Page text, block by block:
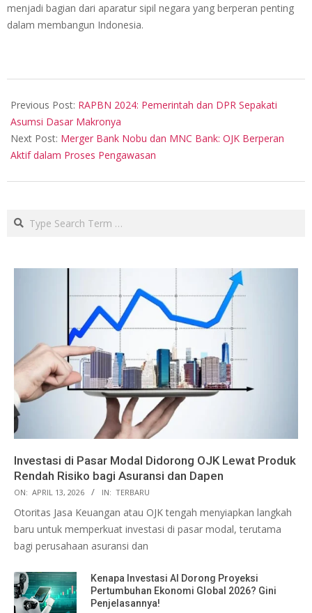
menjadi bagian dari aparatur sipil negara yang berperan penting
dalam membangun Indonesia.
09-
04
Previous Post: RAPBN 2024: Pemerintah dan DPR Sepakati
Asumsi Dasar Makronya
Next Post: Merger Bank Nobu dan MNC Bank: OJK Berperan
Aktif dalam Proses Pengawasan
Search
Investasi di Pasar Modal Didorong OJK Lewat Produk
Rendah Risiko bagi Asuransi dan Dapen
ON: APRIL 13, 2026 IN: TERBARU
Otoritas Jasa Keuangan atau OJK tengah menyiapkan langkah
baru untuk memperkuat investasi di pasar modal, terutama
bagi perusahaan asuransi dan
Kenapa Investasi AI Dorong Proyeksi
Pertumbuhan Ekonomi Global 2026? Gini
Penjelasannya!